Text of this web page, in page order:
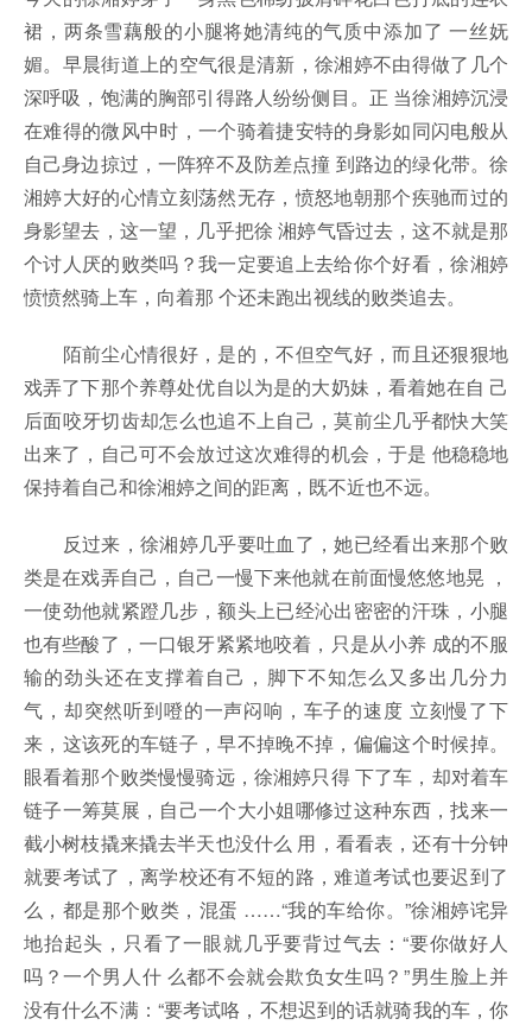
裙，两条雪藕般的小腿将她清纯的气质中添加了 一丝妩
媚。早晨街道上的空气很是清新，徐湘婷不由得做了几个
深呼吸，饱满的胸部引得路人纷纷侧目。正 当徐湘婷沉浸
在难得的微风中时，一个骑着捷安特的身影如同闪电般从
自己身边掠过，一阵猝不及防差点撞 到路边的绿化带。徐
湘婷大好的心情立刻荡然无存，愤怒地朝那个疾驰而过的
身影望去，这一望，几乎把徐 湘婷气昏过去，这不就是那
个讨人厌的败类吗？我一定要追上去给你个好看，徐湘婷
愤愤然骑上车，向着那 个还未跑出视线的败类追去。
陌前尘心情很好，是的，不但空气好，而且还狠狠地
戏弄了下那个养尊处优自以为是的大奶妹，看着她在自 己
后面咬牙切齿却怎么也追不上自己，莫前尘几乎都快大笑
出来了，自己可不会放过这次难得的机会，于是 他稳稳地
保持着自己和徐湘婷之间的距离，既不近也不远。
反过来，徐湘婷几乎要吐血了，她已经看出来那个败
类是在戏弄自己，自己一慢下来他就在前面慢悠悠地晃 ，
一使劲他就紧蹬几步，额头上已经沁出密密的汗珠，小腿
也有些酸了，一口银牙紧紧地咬着，只是从小养 成的不服
输的劲头还在支撑着自己，脚下不知怎么又多出几分力
气，却突然听到噔的一声闷响，车子的速度 立刻慢了下
来，这该死的车链子，早不掉晚不掉，偏偏这个时候掉。
眼看着那个败类慢慢骑远，徐湘婷只得 下了车，却对着车
链子一筹莫展，自己一个大小姐哪修过这种东西，找来一
截小树枝撬来撬去半天也没什么 用，看看表，还有十分钟
就要考试了，离学校还有不短的路，难道考试也要迟到了
么，都是那个败类，混蛋 ……“我的车给你。”徐湘婷诧异
地抬起头，只看了一眼就几乎要背过气去：“要你做好人
吗？一个男人什 么都不会就会欺负女生吗？”男生脸上并
没有什么不满：“要考试咯，不想迟到的话就骑我的车，你